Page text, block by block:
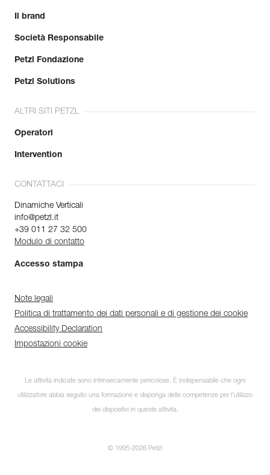
Il brand
Società Responsabile
Petzl Fondazione
Petzl Solutions
ALTRI SITI PETZL
Operatori
Intervention
CONTATTACI
Dinamiche Verticali
info@petzl.it
+39 011 27 32 500
Modulo di contatto
Accesso stampa
Note legali
Politica di trattamento dei dati personali e di gestione dei cookie
Accessibility Declaration
Impostazioni cookie
Le attività indicate sono intrinsecamente pericolose. È indispensabile che ogni
utilizzatore abbia seguito una formazione e disponga delle competenze per l’utilizzo
dei dispositivi in queste attività.
© 1995-2026 Petzl